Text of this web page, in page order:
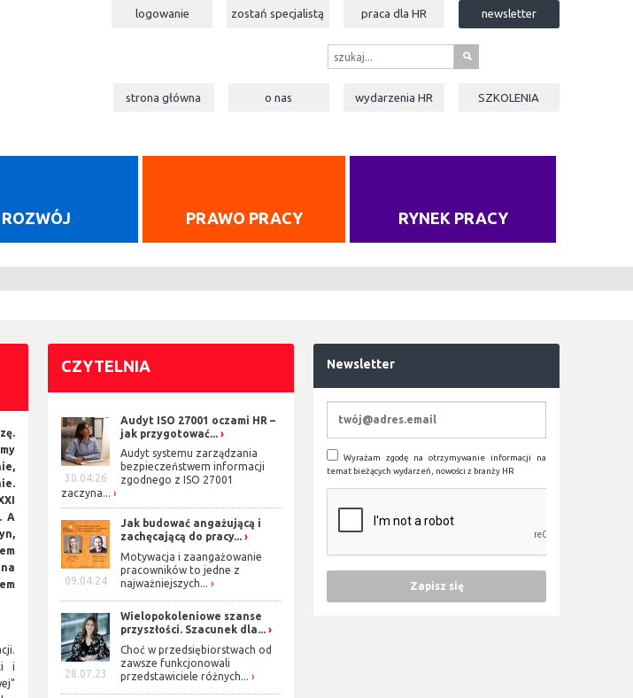
logowanie zostań specjalistą praca dla HR newsletter
s
strona główna o nas wydarzenia HR SZKOLENIA
ROZWÓJ PRAWO PRACY RYNEK PRACY
A
i
CZYTELNIA
30.04.26
Audyt ISO 27001 oczami HR –
jak przygotować...
Audyt systemu zarządzania
bezpieczeństwem informacji
zgodnego z ISO 27001
zaczyna...
09.04.24
Jak budować angażującą i
zachęcającą do pracy...
Motywacja i zaangażowanie
pracowników to jedne z
najważniejszych...
28.07.23
Wielopokoleniowe szanse
przyszłości. Szacunek dla...
Choć w przedsiębiorstwach od
zawsze funkcjonowali
przedstawiciele różnych...
Newsletter
Wyrażam zgodę na otrzymywanie informacji na
temat bieżących wydarzeń, nowości z branży HR